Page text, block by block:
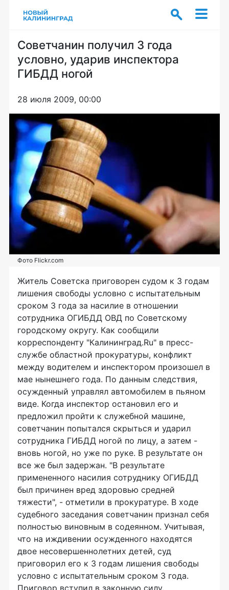
Советчанин получил 3 года
условно, ударив инспектора
ГИБДД ногой
28 июля 2009, 00:00
Фото Flickr.com
Житель Советска приговорен судом к 3 годам
лишения свободы условно с испытательным
сроком 3 года за насилие в отношении
сотрудника ОГИБДД ОВД по Советскому
городскому округу. Как сообщили
корреспонденту "Калининград.Ru" в пресс-
службе областной прокуратуры, конфликт
между водителем и инспектором произошел в
мае нынешнего года. По данным следствия,
осужденный управлял автомобилем в пьяном
виде. Когда инспектор остановил его и
предложил пройти к служебной машине,
советчанин попытался скрыться и ударил
сотрудника ГИБДД ногой по лицу, а затем -
вновь ногой, но уже по руке. В результате он
все же был задержан. "В результате
примененного насилия сотруднику ОГИБДД
был причинен вред здоровью средней
тяжести", - отметили в прокуратуре. В ходе
судебного заседания советчанин признал себя
полностью виновным в содеянном. Учитывая,
что на иждивении осужденного находятся
двое несовершеннолетних детей, суд
приговорил его к 3 годам лишения свободы
условно с испытательным сроком 3 года.